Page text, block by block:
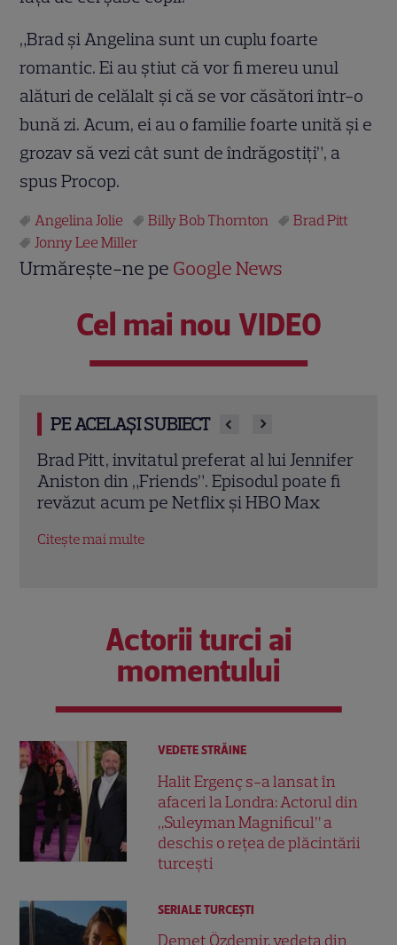
„Brad și Angelina sunt un cuplu foarte
romantic. Ei au știut că vor fi mereu unul
alături de celălalt și că se vor căsători într-o
bună zi. Acum, ei au o familie foarte unită și e
grozav să vezi cât sunt de îndrăgostiți”, a
spus Procop.
Angelina Jolie Billy Bob Thornton
Brad Pitt
Jonny Lee Miller
Urmărește-ne pe Google News
Cel mai nou VIDEO
PE ACELAȘI SUBIECT
Jonny Lee Miller, imagine rară alături de
fiul lui de 17 ani. Fostul soț al Angelinei
Jolie este de nerecunoscut
Citește mai multe
Actorii turci ai
momentului
VEDETE STRĂINE
Halit Ergenç s-a lansat în
afaceri la Londra: Actorul din
„Suleyman Magnificul” a
deschis o rețea de plăcintării
turcești
SERIALE TURCEŞTI
Demet Özdemir, vedeta din